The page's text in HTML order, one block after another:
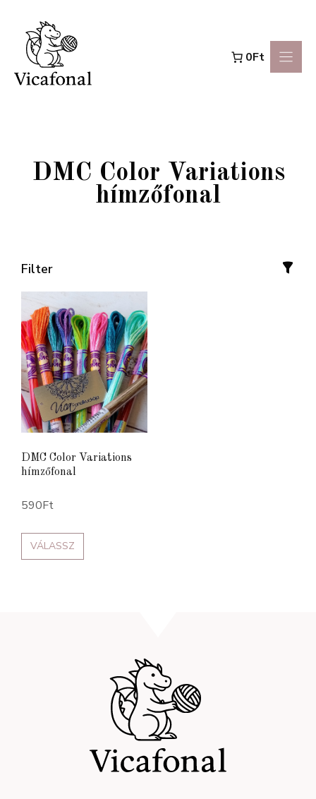
Kilépés
tartalomba
0Ft
DMC Color Variations
hímzőfonal
Filter
DMC Color Variations
hímzőfonal
590Ft
VÁLASSZ